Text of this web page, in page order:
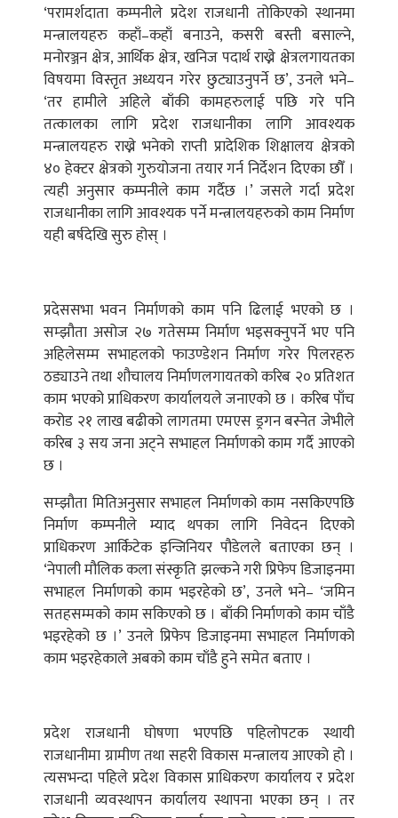
‘परामर्शदाता कम्पनीले प्रदेश राजधानी तोकिएको स्थानमा
मन्त्रालयहरु कहाँ–कहाँ बनाउने, कसरी बस्ती बसाल्ने,
मनोरञ्जन क्षेत्र, आर्थिक क्षेत्र, खनिज पदार्थ राख्ने क्षेत्रलगायतका
विषयमा विस्तृत अध्ययन गरेर छुट्याउनुपर्ने छ’, उनले भने–
‘तर हामीले अहिले बाँकी कामहरुलाई पछि गरे पनि
तत्कालका लागि प्रदेश राजधानीका लागि आवश्यक
मन्त्रालयहरु राख्ने भनेको राप्ती प्रादेशिक शिक्षालय क्षेत्रको
४० हेक्टर क्षेत्रको गुरुयोजना तयार गर्न निर्देशन दिएका छौँ ।
त्यही अनुसार कम्पनीले काम गर्दैछ ।’ जसले गर्दा प्रदेश
राजधानीका लागि आवश्यक पर्ने मन्त्रालयहरुको काम निर्माण
यही बर्षदेखि सुरु होस् ।
प्रदेससभा भवन निर्माणको काम पनि ढिलाई भएको छ ।
सम्झौता असोज २७ गतेसम्म निर्माण भइसक्नुपर्ने भए पनि
अहिलेसम्म सभाहलको फाउण्डेशन निर्माण गरेर पिलरहरु
ठड्याउने तथा शौचालय निर्माणलगायतको करिब २० प्रतिशत
काम भएको प्राधिकरण कार्यालयले जनाएको छ । करिब पाँच
करोड २१ लाख बढीको लागतमा एमएस ड्रगन बस्नेत जेभीले
करिब ३ सय जना अट्ने सभाहल निर्माणको काम गर्दै आएको
छ ।
सम्झौता मितिअनुसार सभाहल निर्माणको काम नसकिएपछि
निर्माण कम्पनीले म्याद थपका लागि निवेदन दिएको
प्राधिकरण आर्किटेक इन्जिनियर पौडेलले बताएका छन् ।
‘नेपाली मौलिक कला संस्कृति झल्कने गरी प्रिफेप डिजाइनमा
सभाहल निर्माणको काम भइरहेको छ’, उनले भने– ‘जमिन
सतहसम्मको काम सकिएको छ । बाँकी निर्माणको काम चाँडै
भइरहेको छ ।’ उनले प्रिफेप डिजाइनमा सभाहल निर्माणको
काम भइरहेकाले अबको काम चाँडै हुने समेत बताए ।
प्रदेश राजधानी घोषणा भएपछि पहिलोपटक स्थायी
राजधानीमा ग्रामीण तथा सहरी विकास मन्त्रालय आएको हो ।
त्यसभन्दा पहिले प्रदेश विकास प्राधिकरण कार्यालय र प्रदेश
राजधानी व्यवस्थापन कार्यालय स्थापना भएका छन् । तर